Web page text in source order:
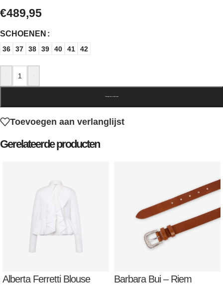
€489,95
SCHOENEN
36 37 38 39 40 41 42
Toevoegen aan verlanglijst
Gerelateerde producten
Alberta Ferretti Blouse Barbara Bui – Riem